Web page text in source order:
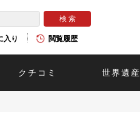
入り 閲覧履歴
クチコミ 世界遺産